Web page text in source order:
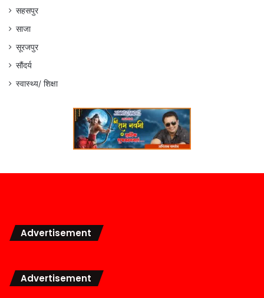
सहसपुर
साजा
सूरजपुर
सौंदर्य
स्वास्थ्य/ शिक्षा
Advertisement
Advertisement